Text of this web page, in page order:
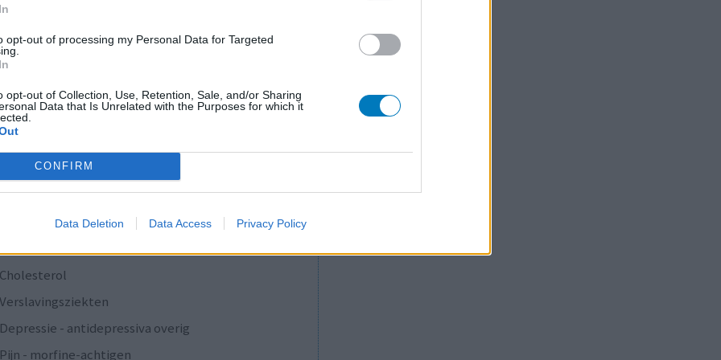
opt-out of processing my Personal Data for Targeted
opt-out of Collection, Use, Retention, Sale, and/or Sharing
Data that Is Unrelated with the Purposes for which it
CONFIRM
Data Deletion Data Access Privacy Policy
0 reacties
1
Anticonceptie - overig
Depressie - antidepressiva SSRI
Depressie - antidepressiva SSRI
Cholesterol
Verslavingsziekten
Depressie - antidepressiva overig
Pijn - morfine-achtigen